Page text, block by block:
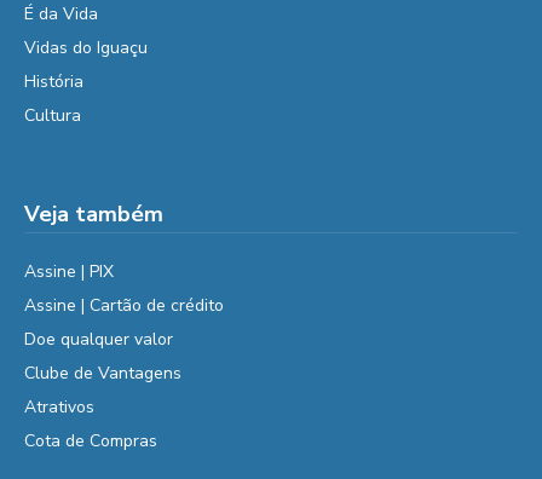
É da Vida
Vidas do Iguaçu
História
Cultura
Veja também
Assine | PIX
Assine | Cartão de crédito
Doe qualquer valor
Clube de Vantagens
Atrativos
Cota de Compras